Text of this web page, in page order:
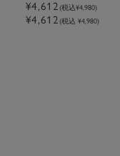
ージ付きミニトー
トクッキーアーモ
¥4,612(税込¥4,980)
¥4,612(税込 ¥4,980)